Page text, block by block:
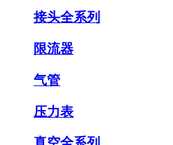
接头全系列
限流器
气管
压力表